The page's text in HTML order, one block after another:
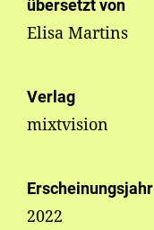
übersetzt von
Elisa Martins
Verlag
mixtvision
Erscheinungsjahr
2022